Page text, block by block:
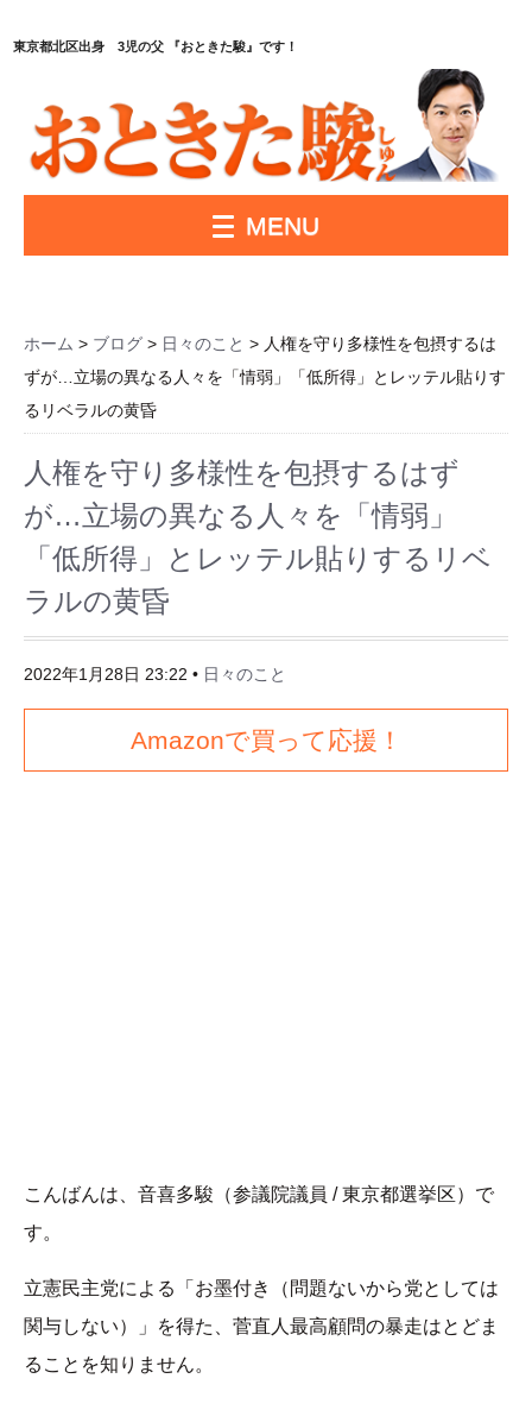
東京都北区出身 3児の父 『おときた駿』です！
MENU
ホーム > ブログ > 日々のこと > 人権を守り多様性を包摂するは
ずが…立場の異なる人々を「情弱」「低所得」とレッテル貼りす
るリベラルの黄昏
人権を守り多様性を包摂するはず
が…立場の異なる人々を「情弱」
「低所得」とレッテル貼りするリベ
ラルの黄昏
2022年1月28日 23:22 • 日々のこと
Amazonで買って応援！
こんばんは、音喜多駿（参議院議員 / 東京都選挙区）で
す。
立憲民主党による「お墨付き（問題ないから党としては
関与しない）」を得た、菅直人最高顧問の暴走はとどま
ることを知りません。